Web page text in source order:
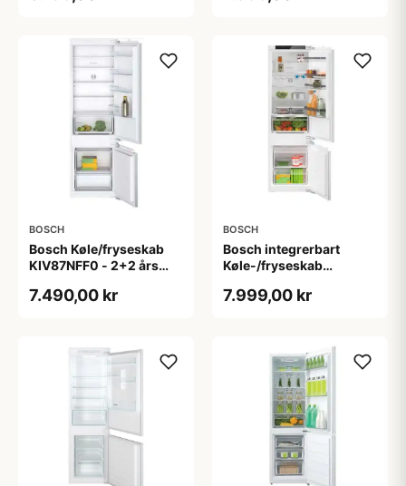
BOSCH
Bosch Køle/fryseskab
KIV87NFF0 - 2+2 års
7.490,00 kr
BOSCH
Bosch integrerbart
Køle-/fryseskab
garanti
7.999,00 kr